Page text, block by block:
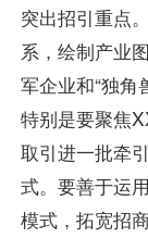
突出招引重点
系，绘制产业
军企业和“独角
特别是要聚焦
取引进一批牵
式。要善于运
模式，拓宽招